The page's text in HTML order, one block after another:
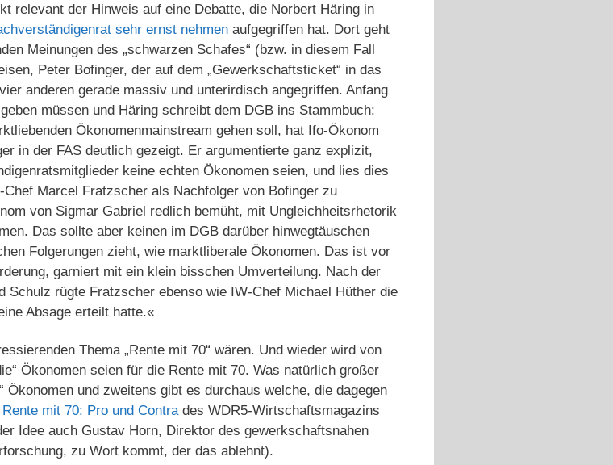
relevant der Hinweis auf eine Debatte, die Norbert Häring in
sehr ernst nehmen aufgegriffen hat. Dort geht
Meinungen des „schwarzen Schafes“ (bzw. in diesem Fall
Peter Bofinger, der auf dem „Gewerkschaftsticket“ in das
anderen gerade massiv und unterirdisch angegriffen. Anfang
müssen und Häring schreibt dem DGB ins Stammbuch:
Ökonomenmainstream gehen soll, hat Ifo-Ökonom
in der FAS deutlich gezeigt. Er argumentierte ganz explizit,
keine echten Ökonomen seien, und lies dies
Marcel Fratzscher als Nachfolger von Bofinger zu
von Sigmar Gabriel redlich bemüht, mit Ungleichheitsrhetorik
Das sollte aber keinen im DGB darüber hinwegtäuschen
Folgerungen zieht, wie marktliberale Ökonomen. Das ist vor
garniert mit ein klein bisschen Umverteilung. Nach der
Schulz rügte Fratzscher ebenso wie IW-Chef Michael Hüther die
Absage erteilt hatte.«
Thema „Rente mit 70“ wären. Und wieder wird von
Ökonomen seien für die Rente mit 70. Was natürlich großer
Ökonomen und zweitens gibt es durchaus welche, die dagegen
Rente mit 70: Pro und Contrades WDR5-Wirtschaftsmagazins
Idee auch Gustav Horn, Direktor des gewerkschaftsnahen
zu Wort kommt, der das ablehnt).